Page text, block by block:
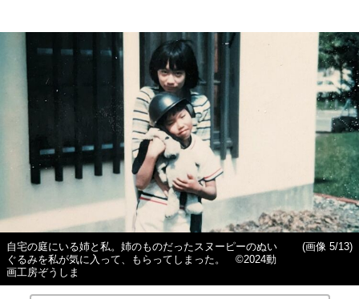
自宅の庭にいる姉と私。姉のものだったスヌーピーのぬい
ぐるみを私が気に入って、もらってしまった。 ©2024動
画工房ぞうしま
(画像 5/13)